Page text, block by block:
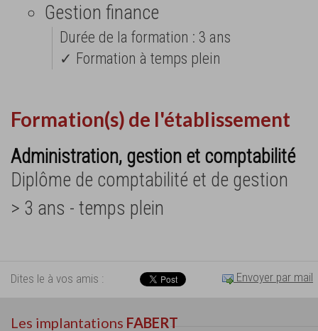
Gestion finance
Durée de la formation : 3 ans
✓ Formation à temps plein
Formation(s) de l'établissement
Administration, gestion et comptabilité
Diplôme de comptabilité et de gestion
> 3 ans - temps plein
Dites le à vos amis : Envoyer par mail
Les implantations FABERT